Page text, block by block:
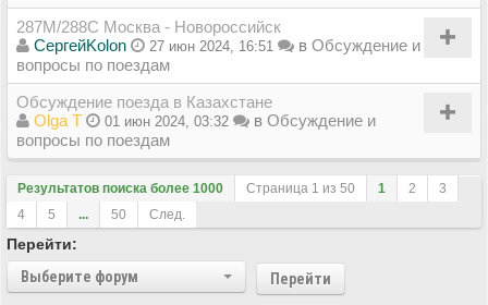
287М/288C Москва - Новороссийск
СергейKolon
27 июн 2024, 16:51 в Обсуждение и
вопросы по поездам
Обсуждение поезда в Казахстане
Olga T
01 июн 2024, 03:32 в Обсуждение и
вопросы по поездам
Результатов поиска более 1000 Страница 1 из 50 1 2
3
4
5 ... 50 След.
Перейти:
Выберите форум
Перейти